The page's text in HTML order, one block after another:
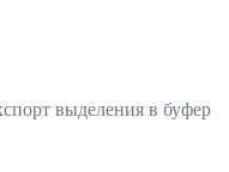
выделения в буфер